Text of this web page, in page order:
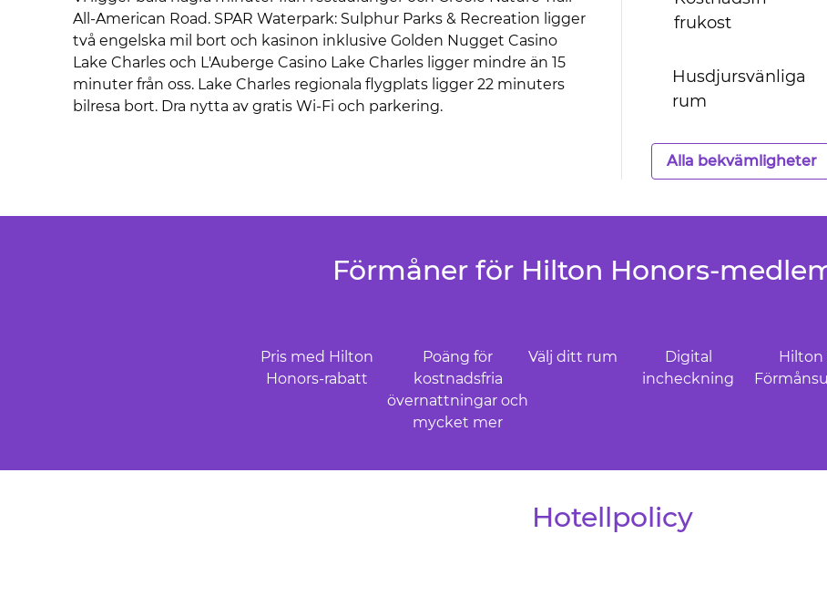
All-American Road. SPAR Waterpark: Sulphur Parks & Recreation ligger
två engelska mil bort och kasinon inklusive Golden Nugget Casino
Lake Charles och L'Auberge Casino Lake Charles ligger mindre än 15
minuter från oss. Lake Charles regionala flygplats ligger 22 minuters
bilresa bort. Dra nytta av gratis Wi-Fi och parkering.
frukost
Husdjursvänliga
rum
Alla bekvämligheter
Förmåner för Hilton Honors-
Pris med Hilton
Honors-rabatt
Poäng för
kostnadsfria
övernattningar och
mycket mer
Välj ditt rum
Digital
incheckning
Hilton
Hotellpolicy